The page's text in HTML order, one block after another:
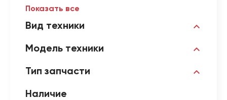
Показать все
Вид техники
Модель техники
Тип запчасти
Наличие